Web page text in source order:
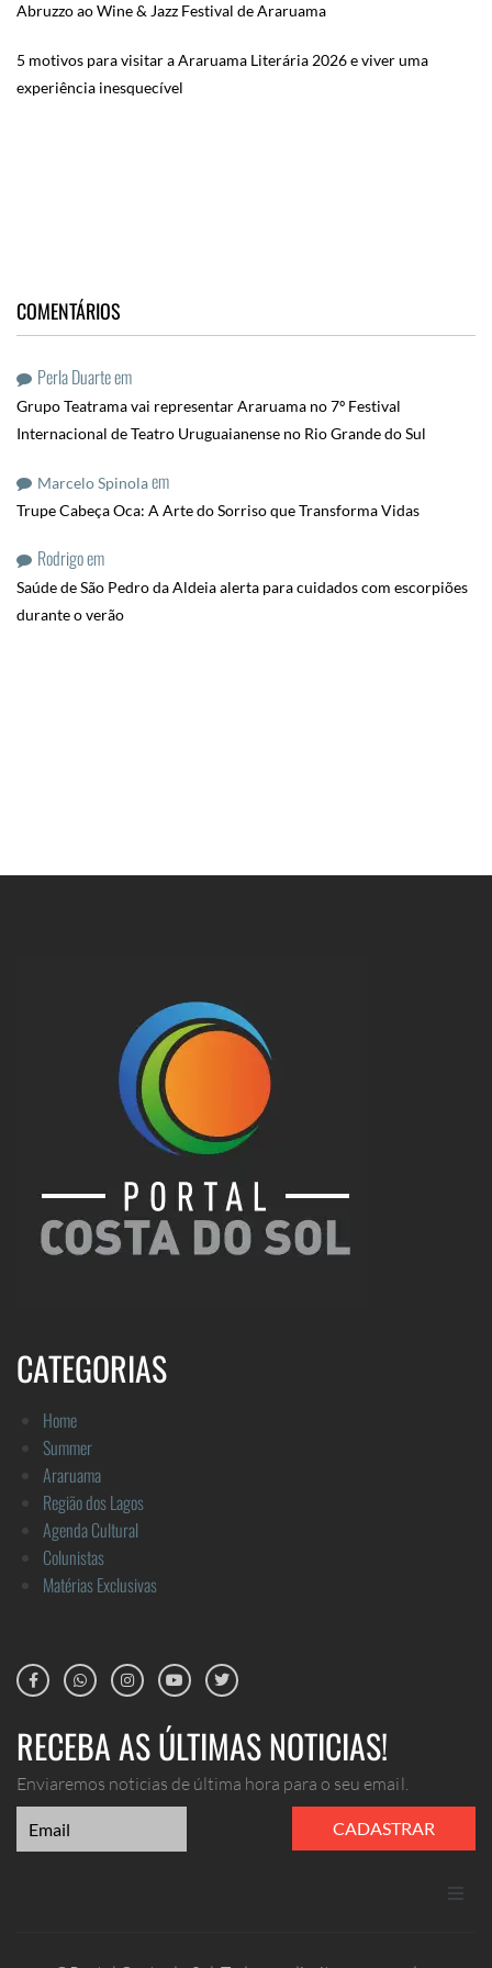
Abruzzo ao Wine & Jazz Festival de Araruama
5 motivos para visitar a Araruama Literária 2026 e viver uma
experiência inesquecível
COMENTÁRIOS
Perla Duarteem
Grupo Teatrama vai representar Araruama no 7º Festival
Internacional de Teatro Uruguaianense no Rio Grande do Sul
Marcelo Spinolaem
Trupe Cabeça Oca: A Arte do Sorriso que Transforma Vidas
Rodrigoem
Saúde de São Pedro da Aldeia alerta para cuidados com escorpiões
durante o verão
CATEGORIAS
Home
Summer
Araruama
Região dos Lagos
Agenda Cultural
Colunistas
Matérias Exclusivas
RECEBA AS ÚLTIMAS NOTICIAS!
Enviaremos noticias de última hora para o seu email.
CADASTRAR